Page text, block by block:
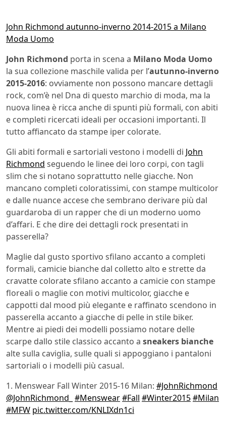
John Richmond autunno-inverno 2014-2015 a Milano
Moda Uomo
John Richmond porta in scena a Milano Moda Uomo
la sua collezione maschile valida per l’autunno-inverno
2015-2016: ovviamente non possono mancare dettagli
rock, com’è nel Dna di questo marchio di moda, ma la
nuova linea è ricca anche di spunti più formali, con abiti
e completi ricercati ideali per occasioni importanti. Il
tutto affiancato da stampe iper colorate.
Gli abiti formali e sartoriali vestono i modelli di John
Richmond seguendo le linee dei loro corpi, con tagli
slim che si notano soprattutto nelle giacche. Non
mancano completi coloratissimi, con stampe multicolor
e dalle nuance accese che sembrano derivare più dal
guardaroba di un rapper che di un moderno uomo
d’affari. E che dire dei dettagli rock presentati in
passerella?
Maglie dal gusto sportivo sfilano accanto a completi
formali, camicie bianche dal colletto alto e strette da
cravatte colorate sfilano accanto a camicie con stampe
floreali o maglie con motivi multicolor, giacche e
cappotti dal mood più elegante e raffinato scendono in
passerella accanto a giacche di pelle in stile biker.
Mentre ai piedi dei modelli possiamo notare delle
scarpe dallo stile classico accanto a sneakers bianche
alte sulla caviglia, sulle quali si appoggiano i pantaloni
sartoriali o i modelli più casual.
1. Menswear Fall Winter 2015-16 Milan: #JohnRichmond
@JohnRichmond_ #Menswear#Fall #Winter2015#Milan
#MFW pic.twitter.com/KNLIXdn1ci